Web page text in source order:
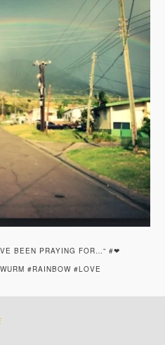
BEEN PRAYING FOR…“ #❤
#RAINBOW #LOVE